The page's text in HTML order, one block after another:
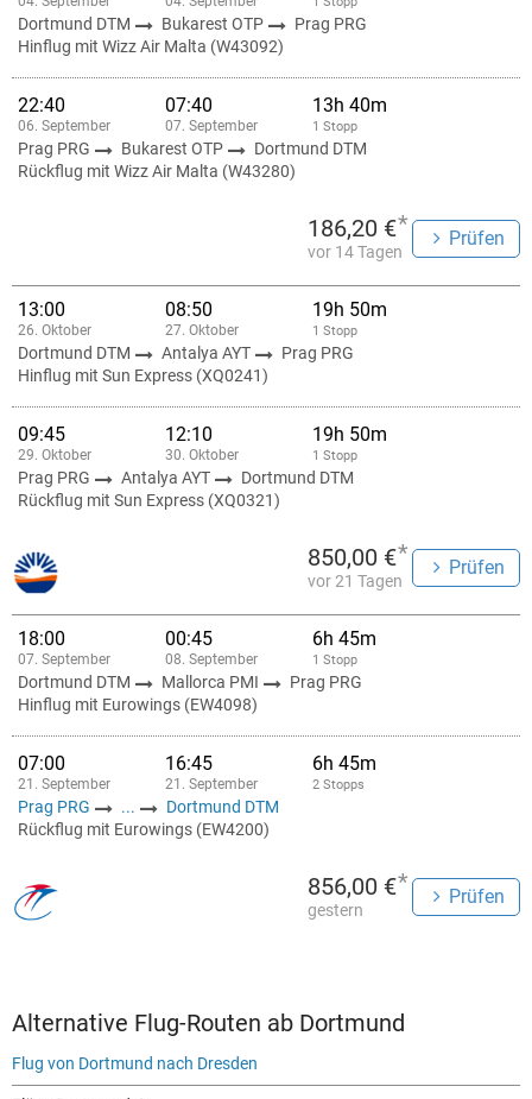
Dortmund DTM Bukarest OTP
Prag PRG
Hinflug mit Wizz Air Malta (W43092)
22:40
06. September
07:40
07. September
13h 40m
1 Stopp
Prag PRG Bukarest OTP
Dortmund DTM
Rückflug mit Wizz Air Malta (W43280)
186,20 €*
vor 14 Tagen
Prüfen
13:00
26. Oktober
08:50
27. Oktober
19h 50m
1 Stopp
Dortmund DTM Antalya AYT
Prag PRG
Hinflug mit Sun Express (XQ0241)
09:45
29. Oktober
12:10
30. Oktober
19h 50m
1 Stopp
Prag PRG Antalya AYT
Dortmund DTM
Rückflug mit Sun Express (XQ0321)
850,00 €*
vor 21 Tagen
Prüfen
18:00
07. September
00:45
08. September
6h 45m
1 Stopp
Dortmund DTM Mallorca PMI
Prag PRG
Hinflug mit Eurowings (EW4098)
07:00
21. September
16:45
21. September
6h 45m
2 Stopps
Prag PRG ...
Dortmund DTM
Rückflug mit Eurowings (EW4200)
856,00 €*
gestern
Prüfen
Alternative Flug-Routen ab Dortmund
Flug von Dortmund nach Dresden